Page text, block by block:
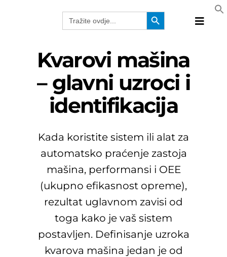
Search
for:
Search Button
Toggle
Kvarovi mašina
– glavni uzroci i
identifikacija
Kada koristite sistem ili alat za
automatsko praćenje zastoja
mašina, performansi i OEE
(ukupno efikasnost opreme),
rezultat uglavnom zavisi od
toga kako je vaš sistem
postavljen. Definisanje uzroka
kvarova mašina jedan je od